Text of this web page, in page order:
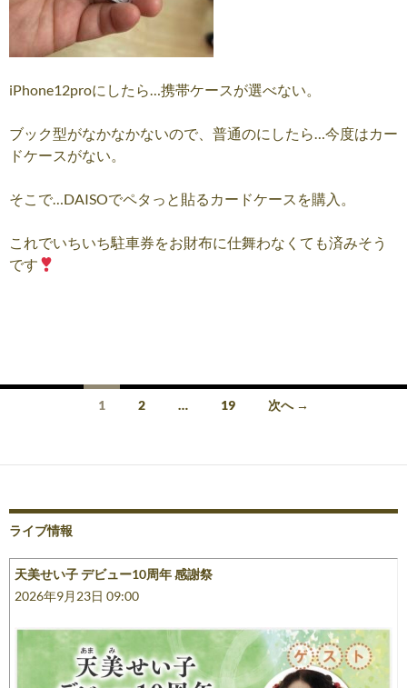
iPhone12proにしたら…携帯ケースが選べない。
ブック型がなかなかないので、普通のにしたら…今度はカー
ドケースがない。
そこで…DAISOでペタっと貼るカードケースを購入。
これでいちいち駐車券をお財布に仕舞わなくても済みそう
です
ナ
ゲ
ー
シ
ョ
ン
1 2 … 19 次へ →
ライブ情報
天美せい子 デビュー10周年 感謝祭
2026年9月23日 09:00